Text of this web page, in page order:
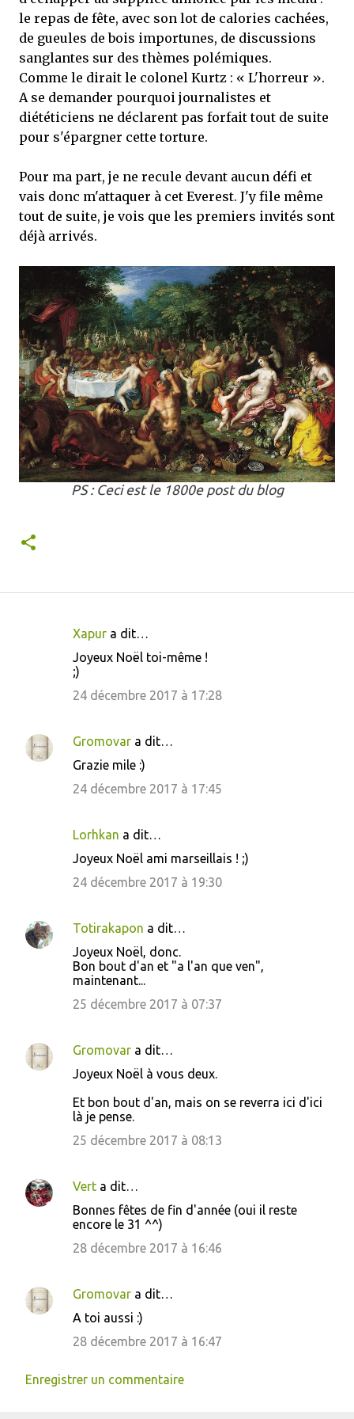
mettre sous tous les yeux. C'est cela...
le repas de fête, avec son lot de calories cachées,
de gueules de bois importunes, de discussions
sanglantes sur des thèmes polémiques.
Comme le dirait le colonel Kurtz : « L'horreur ».
A se demander pourquoi journalistes et
diététiciens ne déclarent pas forfait tout de suite
pour s'épargner cette torture.
Pour ma part, je ne recule devant aucun défi et
vais donc m'attaquer à cet Everest. J'y file même
tout de suite, je vois que les premiers invités sont
déjà arrivés.
PS : Ceci est le 1800e post du blog
e
n
Xapur a dit…
Joyeux Noël toi-même !
;)
24 décembre 2017 à 17:28
Gromovar a dit…
Grazie mile :)
24 décembre 2017 à 17:45
Lorhkan a dit…
Joyeux Noël ami marseillais ! ;)
24 décembre 2017 à 19:30
Totirakapon a dit…
Joyeux Noël, donc.
Bon bout d'an et "a l'an que ven",
maintenant...
25 décembre 2017 à 07:37
Gromovar a dit…
Joyeux Noël à vous deux.
Et bon bout d'an, mais on se reverra ici d'ici
là je pense.
25 décembre 2017 à 08:13
Vert a dit…
Bonnes fêtes de fin d'année (oui il reste
encore le 31 ^^)
28 décembre 2017 à 16:46
Gromovar a dit…
A toi aussi :)
28 décembre 2017 à 16:47
Enregistrer un commentaire